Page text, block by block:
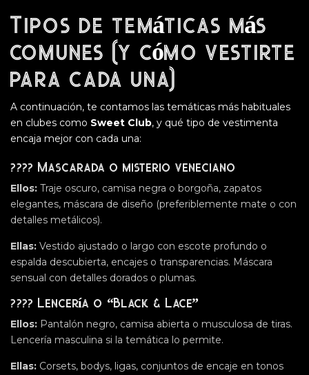
Tipos de temáticas más
comunes (y cómo vestirte
para cada una)
A continuación, te contamos las temáticas más habituales
en clubes como Sweet Club, y qué tipo de vestimenta
encaja mejor con cada una:
???? Mascarada o misterio veneciano
Ellos: Traje oscuro, camisa negra o borgoña, zapatos
elegantes, máscara de diseño (preferiblemente mate o con
detalles metálicos).
Ellas: Vestido ajustado o largo con escote profundo o
espalda descubierta, encajes o transparencias. Máscara
sensual con detalles dorados o plumas.
???? Lencería o “Black & Lace”
Ellos: Pantalón negro, camisa abierta o musculosa de tiras.
Lencería masculina si la temática lo permite.
Ellas: Corsets, bodys, ligas, conjuntos de encaje en tonos